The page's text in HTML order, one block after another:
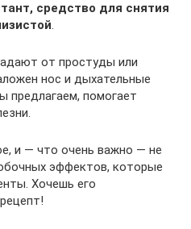
средство для снятия
.
от простуды или
нос и дыхательные
предлагаем, помогает
и — что очень важно — не
эффектов, которые
Хочешь его